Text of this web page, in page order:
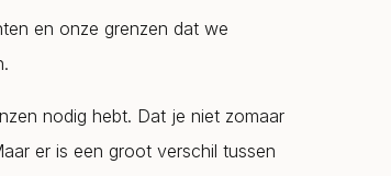
en onze grenzen dat we
nodig hebt. Dat je niet zomaar
er is een groot verschil tussen